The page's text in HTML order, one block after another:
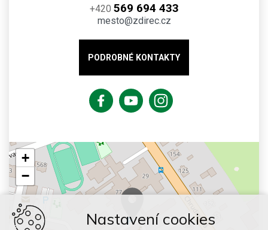
+420 569 694 433
mesto@zdirec.cz
PODROBNÉ KONTAKTY
+
−
Nastavení cookies